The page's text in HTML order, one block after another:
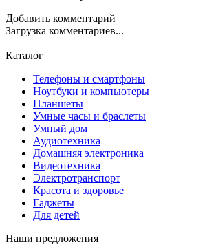
Добавить комментарий
Загрузка комментариев...
Каталог
Телефоны и смартфоны
Ноутбуки и компьютеры
Планшеты
Умные часы и браслеты
Умный дом
Аудиотехника
Домашняя электроника
Видеотехника
Электротранспорт
Красота и здоровье
Гаджеты
Для детей
Наши предложения